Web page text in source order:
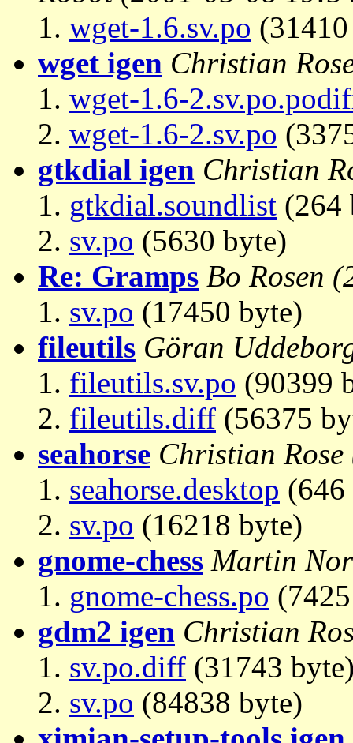
wget-1.6.sv.po
wget igen Christian
wget-1.6-
wget-1.6-2.sv.po
gtkdial igen Christian
gtkdial.soundlist (264
sv.po (5630 byte)
Re: Gramps Bo Rosen
sv.po (17450 byte)
fileutils Göran
fileutils.sv.po (90399
fileutils.diff (56375
seahorse Christian Rose
seahorse.desktop (646
sv.po (16218 byte)
gnome-chess Martin
gnome-chess.po
gdm2 igen Christian
sv.po.diff (31743
sv.po (84838 byte)